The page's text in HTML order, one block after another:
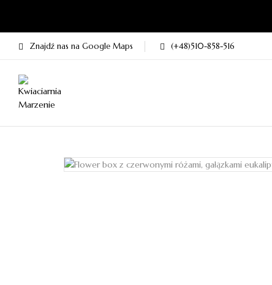
Znajdź nas na Google Maps (+48)510-858-516